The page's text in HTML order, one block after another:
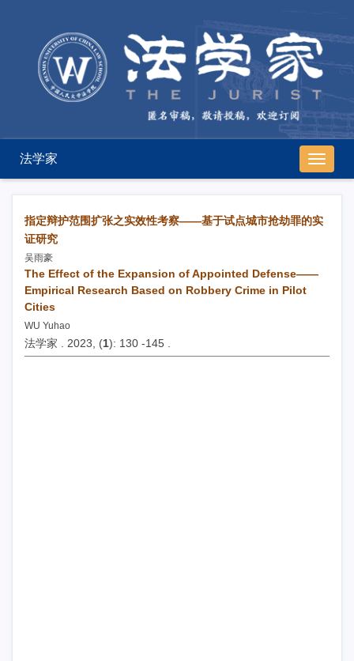
导
航
切
换
法学家
指定辩护范围扩张之实效性考察——基于试点城市抢劫罪的实
证研究
吴雨豪
The Effect of the Expansion of Appointed Defense——
Empirical Research Based on Robbery Crime in Pilot
Cities
WU Yuhao
法学家 . 2023, (1): 130 -145 .